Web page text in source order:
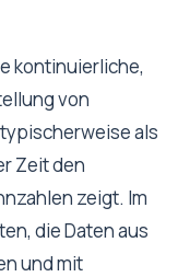
kontinuierliche,
von
als
Zeit den
zeigt. Im
die Daten aus
und mit